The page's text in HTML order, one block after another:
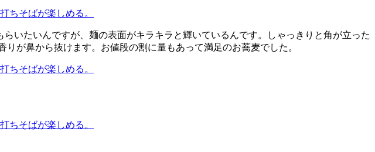
いたいんですが、麺の表面がキラキラと輝いているんです。しゃっきりと角が立った
が鼻から抜けます。お値段の割に量もあって満足のお蕎麦でした。